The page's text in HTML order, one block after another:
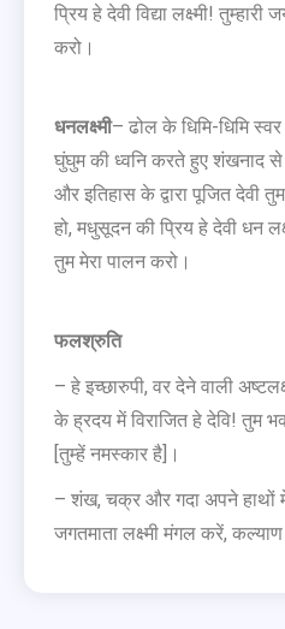
प्रिय हे देवी विद्या लक्ष्मी!
करो।
धनलक्ष्मी– ढोल के धिमि-धिमि
घुंघुम की ध्वनि करते हुए शंखनाद से
और इतिहास के द्वारा पूजित देवी
हो, मधुसूदन की प्रिय हे देवी धन
तुम मेरा पालन करो।
फलश्रुति
– हे इच्छारुपी, वर देने वाली
के ह्रदय में विराजित हे देवि! तुम
[तुम्हें नमस्कार है]।
– शंख, चक्र और गदा अपने हाथों
जगतमाता लक्ष्मी मंगल करें,